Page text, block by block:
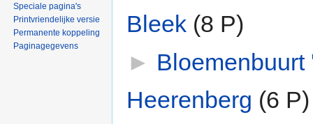
Bleek‎ (8 P)
► Bloemenbuurt
Heerenberg (6 P)
Speciale pagina's
Printvriendelijke versie
Permanente koppeling
Paginagegevens